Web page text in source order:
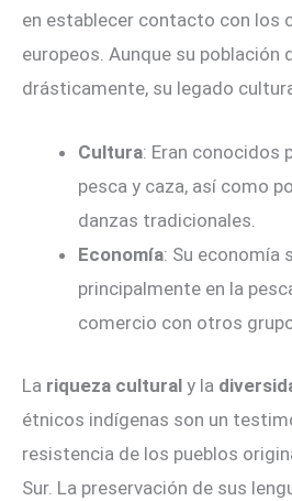
en establecer contacto con los
europeos. Aunque su población
drásticamente, su legado
Cultura: Eran conocidos
pesca y caza, así como
danzas tradicionales.
Economía: Su economía
principalmente en la
comercio con otros
La riqueza cultural y la
étnicos indígenas son un
resistencia de los pueblos
Sur. La preservación de sus